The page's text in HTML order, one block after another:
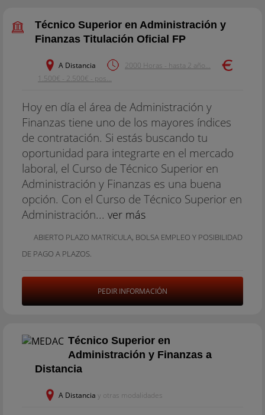
Técnico Superior en Administración y
Finanzas Titulación Oficial FP
A Distancia
2000 Horas - hasta 2 año...
1.500€ - 2.500€ - pos...
Hoy en día el área de Administración y
Finanzas tiene uno de los mayores índices
de contratación. Si estás buscando tu
oportunidad para integrarte en el mercado
laboral, el Curso de Técnico Superior en
Administración y Finanzas es una buena
opción. Con el Curso de Técnico Superior en
Administración... ver más
ABIERTO PLAZO MATRí­CULA, BOLSA EMPLEO Y POSIBILIDAD
DE PAGO A PLAZOS.
PEDIR INFORMACIÓN
Técnico Superior en
Administración y Finanzas a
Distancia
A Distancia y otras modalidades